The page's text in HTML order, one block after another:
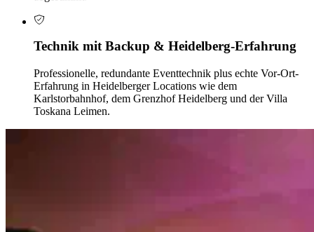
Technik mit Backup & Heidelberg-Erfahrung
Professionelle, redundante Eventtechnik plus echte Vor-Ort-
Erfahrung in Heidelberger Locations wie dem
Karlstorbahnhof, dem Grenzhof Heidelberg und der Villa
Toskana Leimen.